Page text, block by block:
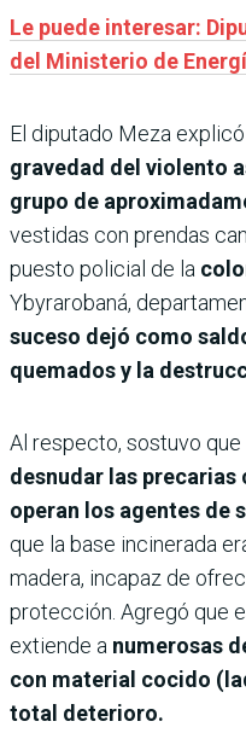
Le puede interesar:
del Ministerio de
El diputado Meza
gravedad del violento
grupo de
vestidas con prendas
puesto policial de la
Ybyrarobaná,
suceso dejó como
quemados y la
Al respecto, sostuvo que
desnudar las precarias
operan los agentes de
que la base incinerada
madera, incapaz de
protección. Agregó que
extiende a numerosas
con material cocido
total deterioro.